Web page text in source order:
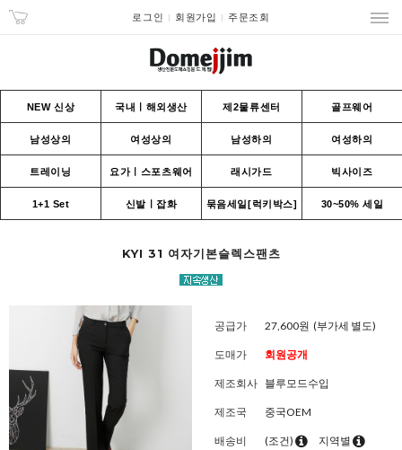
로그인 회원가입 주문조회
NEW 신상 국내ㅣ해외생산 제2물류센터 골프웨어
남성상의 여성상의 남성하의 여성하의
트레이닝 요가ㅣ스포츠웨어 래시가드 빅사이즈
1+1 Set 신발ㅣ잡화 묶음세일[럭키박스] 30~50% 세일
KYI 31 여자기본슬렉스팬츠
공급가 27,600원 (부가세 별도)
도매가 회원공개
제조회사 블루모드수입
제조국 중국OEM
배송비 (조건) 지역별